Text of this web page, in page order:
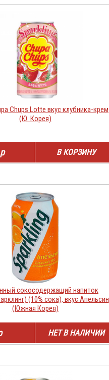
Chups Lotte вкус клубника-крем
(Ю. Корея)
В КОРЗИНУ
сокосодержащий напиток
(10% сока), вкус Апельсин
(Южная Корея)
НЕТ В НАЛИЧИИ